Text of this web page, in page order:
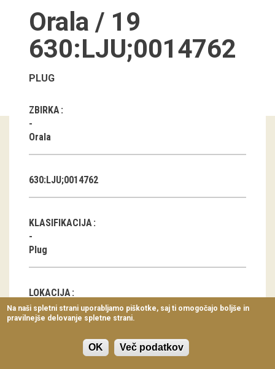
Stalne razstave
Občasne razstave
Gostovanja
E-razstave
Virtualni sprehodi
Razstavni projekti
Napovednik
Arhiv razstav
Koledar dogodkov
Prireditve
Predavanja
Delavnice
Vodeni ogledi
Orala / 19
630:LJU;0014762
PLUG
ZBIRKA
Orala
630:LJU;0014762
KLASIFIKACIJA
Plug
LOKACIJA
SI
Na naši spletni strani uporabljamo piškotke, saj ti omogočajo boljše in
pravilnejše delovanje spletne strani.
OK Več podatkov